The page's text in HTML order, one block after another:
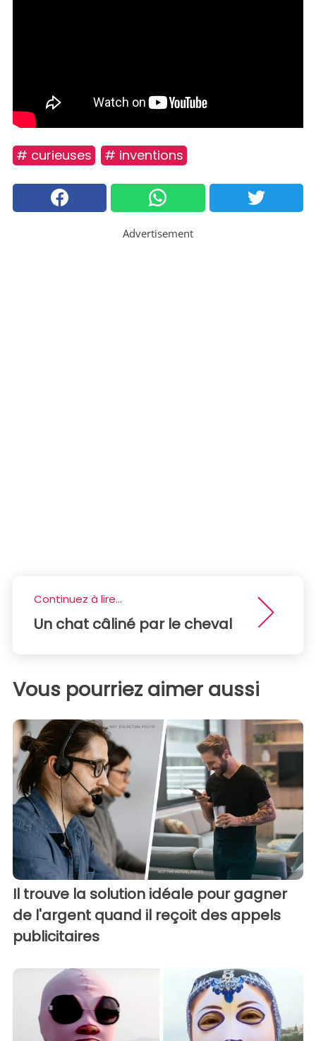
# curieuses # inventions
Advertisement
Continuez à lire...
Un chat câliné par le cheval
Vous pourriez aimer aussi
Il trouve la solution idéale pour gagner
de l'argent quand il reçoit des appels
publicitaires